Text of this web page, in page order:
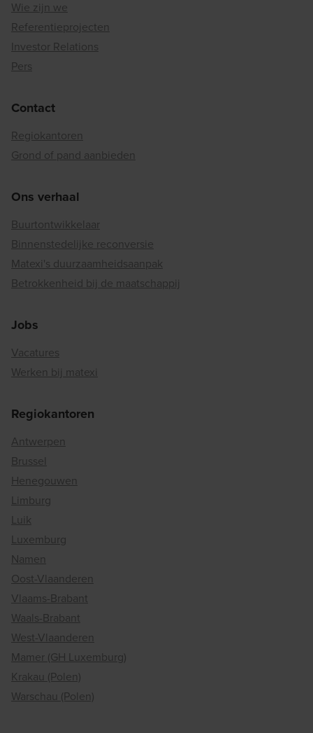
Wie zijn we
Referentieprojecten
Investor Relations
Pers
Contact
Regiokantoren
Grond of pand aanbieden
Ons verhaal
Buurtontwikkelaar
Binnenstedelijke reconversie
Matexi's duurzaamheidsaanpak
Betrokkenheid bij de maatschappij
Jobs
Vacatures
Werken bij matexi
Regiokantoren
Antwerpen
Brussel
Henegouwen
Limburg
Luik
Luxemburg
Namen
Oost-Vlaanderen
Vlaams-Brabant
Waals-Brabant
West-Vlaanderen
Mamer (GH Luxemburg)
Krakau (Polen)
Warschau (Polen)